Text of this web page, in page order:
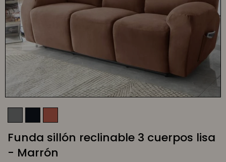
Funda sillón reclinable 3 cuerpos lisa
- Marrón